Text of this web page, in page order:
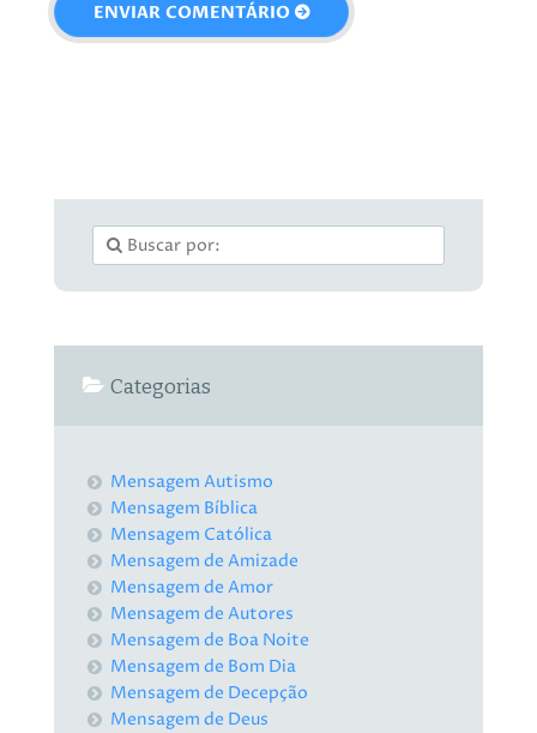
Categorias
Mensagem Autismo
Mensagem Bíblica
Mensagem Católica
Mensagem de Amizade
Mensagem de Amor
Mensagem de Autores
Mensagem de Boa Noite
Mensagem de Bom Dia
Mensagem de Decepção
Mensagem de Deus